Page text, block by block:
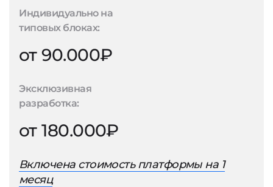
Индивидуально на
типовых блоках:
от 90.000₽
Эксклюзивная
разработка:
от 180.000₽
Включена стоимость платформы на 1
месяц